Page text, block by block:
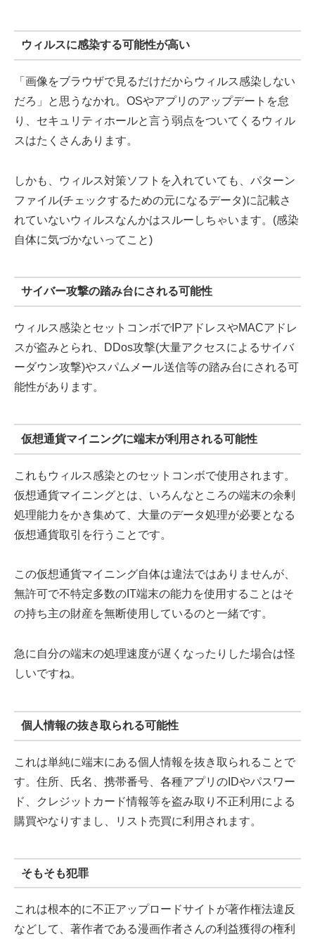
ウィルスに感染する可能性が高い
「画像をブラウザで見るだけだからウィルス感染しない
だろ」と思うなかれ。OSやアプリのアップデートを怠
り、セキュリティホールと言う弱点をついてくるウィル
スはたくさんあります。
しかも、ウィルス対策ソフトを入れていても、パターン
ファイル(チェックするための元になるデータ)に記載さ
れていないウィルスなんかはスルーしちゃいます。(感染
自体に気づかないってこと)
サイバー攻撃の踏み台にされる可能性
ウィルス感染とセットコンボでIPアドレスやMACアドレ
スが盗みとられ、DDos攻撃(大量アクセスによるサイバ
ーダウン攻撃)やスパムメール送信等の踏み台にされる可
能性があります。
仮想通貨マイニングに端末が利用される可能性
これもウィルス感染とのセットコンボで使用されます。
仮想通貨マイニングとは、いろんなところの端末の余剰
処理能力をかき集めて、大量のデータ処理が必要となる
仮想通貨取引を行うことです。
この仮想通貨マイニング自体は違法ではありませんが、
無許可で不特定多数のIT端末の能力を使用することはそ
の持ち主の財産を無断使用しているのと一緒です。
急に自分の端末の処理速度が遅くなったりした場合は怪
しいですね。
個人情報の抜き取られる可能性
これは単純に端末にある個人情報を抜き取られることで
す。住所、氏名、携帯番号、各種アプリのIDやパスワー
ド、クレジットカード情報等を盗み取り不正利用による
購買やなりすまし、リスト売買に利用されます。
そもそも犯罪
これは根本的に不正アップロードサイトが著作権法違反
などして、著作者である漫画作者さんの利益獲得の権利